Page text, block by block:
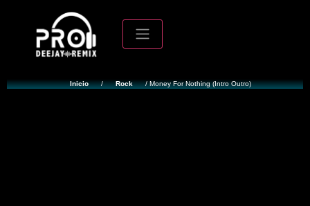
Inicio / Rock / Money For Nothing (Intro Outro)